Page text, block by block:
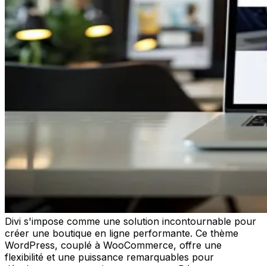
Divi s'impose comme une solution incontournable pour
créer une boutique en ligne performante. Ce thème
WordPress, couplé à WooCommerce, offre une
flexibilité et une puissance remarquables pour